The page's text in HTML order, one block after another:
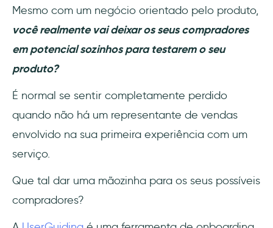
Mesmo com um negócio orientado pelo produto,
você realmente vai deixar os seus compradores
em potencial sozinhos para testarem o seu
produto?
É normal se sentir completamente perdido
quando não há um representante de vendas
envolvido na sua primeira experiência com um
serviço.
Que tal dar uma mãozinha para os seus possíveis
compradores?